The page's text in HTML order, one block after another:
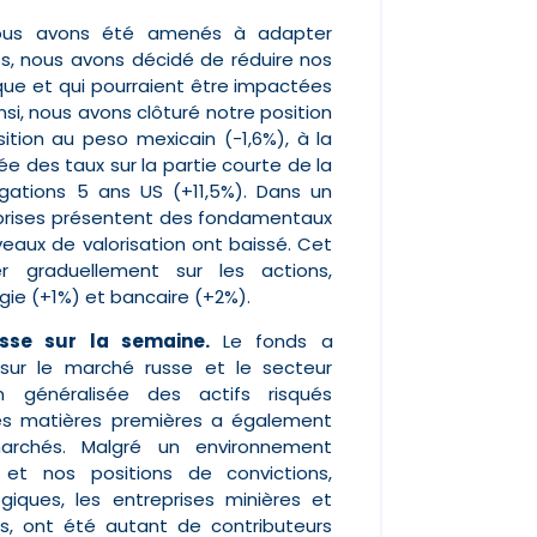
avons été amenés à adapter
nous avons décidé de réduire nos
et qui pourraient être impactées
nous avons clôturé notre position
au peso mexicain (-1,6%), à la
des taux sur la partie courte de la
5 ans US (+11,5%). Dans un
présentent des fondamentaux
de valorisation ont baissé. Cet
graduellement sur les actions,
(+1%) et bancaire (+2%).
sur la semaine. Le fonds a
le marché russe et le secteur
généralisée des actifs risqués
matières premières a également
Malgré un environnement
nos positions de convictions,
les entreprises minières et
ont été autant de contributeurs